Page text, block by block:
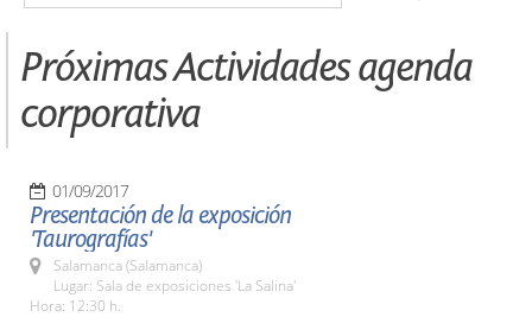
Próximas Actividades agenda
corporativa
01/09/2017
Presentación de la exposición
'Taurografías'
Salamanca (Salamanca)
Lugar: Sala de exposiciones 'La Salina'
Hora: 12:30 h.